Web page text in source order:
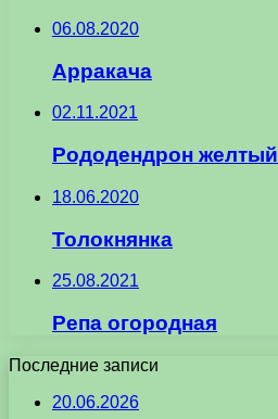
06.08.2020
Арракача
02.11.2021
Рододендрон желтый
18.06.2020
Толокнянка
25.08.2021
Репа огородная
Последние записи
20.06.2026